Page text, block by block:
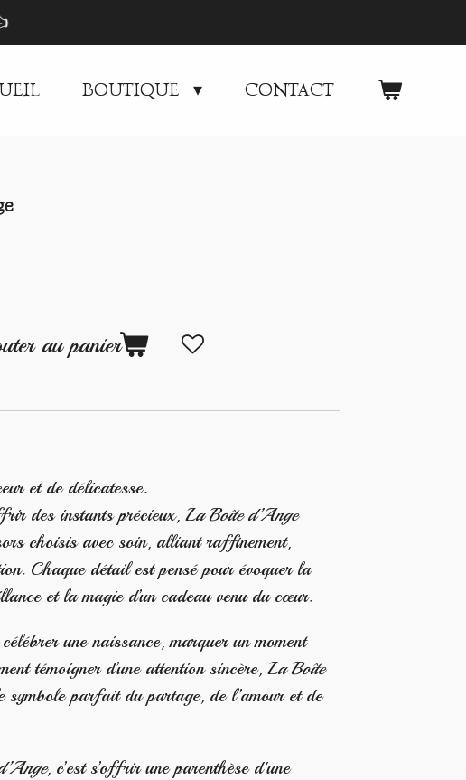
BOUTIQUE CONTACT
au panier
et de délicatesse.
des instants précieux, La Boîte d’Ange
choisis avec soin, alliant raffinement,
Chaque détail est pensé pour évoquer la
et la magie d’un cadeau venu du cœur.
une naissance, marquer un moment
témoigner d’une attention sincère, La Boîte
parfait du partage, de l’amour et de
, c’est s’offrir une parenthèse d'une